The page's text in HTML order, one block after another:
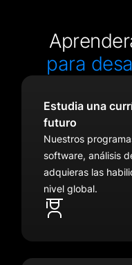
para
Estudia una
futuro
Nuestros
software, análisis
adquieras las
nivel global.